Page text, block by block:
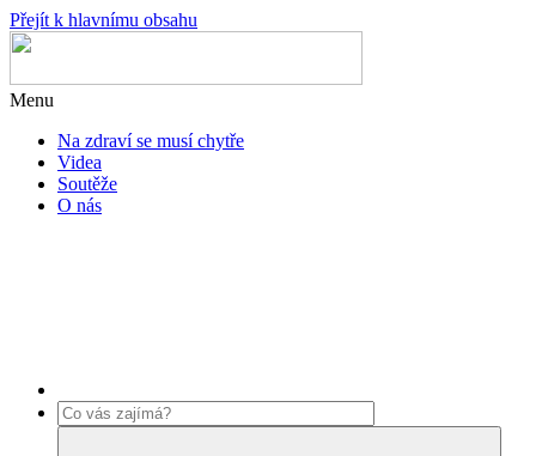
Přejít k hlavnímu obsahu
Menu
Na zdraví se musí chytře
Videa
Soutěže
O nás